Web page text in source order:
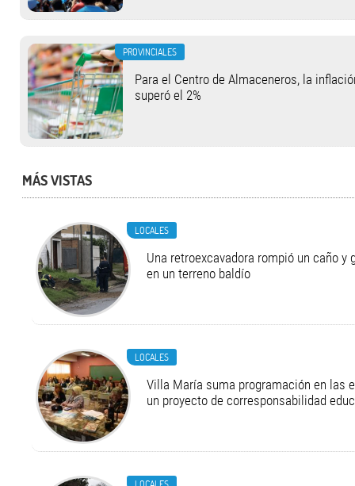
PROVINCIALES
Para el Centro de Almaceneros, la
superó el 2%
MÁS VISTAS
LOCALES
Una retroexcavadora rompió un caño y
en un terreno baldío
LOCALES
Villa María suma programación en las
un proyecto de corresponsabilidad